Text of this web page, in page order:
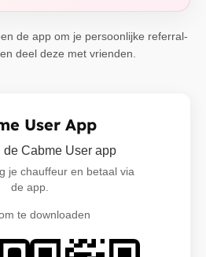
de app om je persoonlijke referral-
deel deze met vrienden.
User App
de Cabme User app
je chauffeur en betaal via
de app.
te downloaden